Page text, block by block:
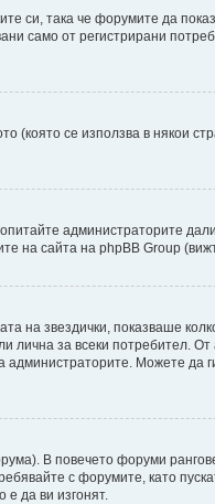
си, така че форумите да
от регистрирани
(която се използва в някои
администраторите
на сайта на phpBB Group
на звездички, показваше
лична за всеки потребител.
Можете да
В повечето форуми
с форумите, като
да ви изгонят.